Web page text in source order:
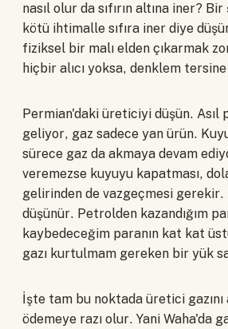
nasıl olur da sıfırın altına iner?
kötü ihtimalle sıfıra iner diye
fiziksel bir malı elden çıkarmak
hiçbir alıcı yoksa, denklem
Permian'daki üreticiyi düşün. Asıl
geliyor, gaz sadece yan ürün. Kuyu
sürece gaz da akmaya devam
veremezse kuyuyu kapatması,
gelirinden de vazgeçmesi
düşünür. Petrolden kazandığım
kaybedeceğim paranın kat kat
gazı kurtulmam gereken bir yük
İşte tam bu noktada üretici
ödemeye razı olur. Yani Waha'da